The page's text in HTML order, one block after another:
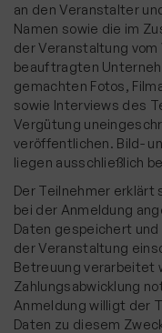
an den Veranstalter
Namen sowie die im
der Veranstaltung
beauftragten
gemachten Fotos,
sowie Interviews des
Vergütung
veröffentlichen. Bild-
liegen ausschließlich
Der Teilnehmer
bei der Anmeldung
Daten gespeichert und
der Veranstaltung
Betreuung verarbeitet
Zahlungsabwicklung
Anmeldung willigt der
Daten zu diesem